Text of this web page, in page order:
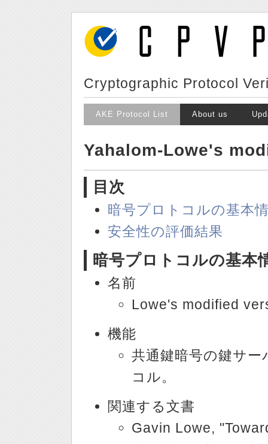
Cryptographic Protocol
AKE Protocol List About us
Yahalom-Lowe's
目次
暗号プロトコルの基本
安全性の評価結果
暗号プロトコルの基本
名前
Lowe's modified
機能
共通鍵暗号の鍵サ
コル。
関連する文書
Gavin Lowe,